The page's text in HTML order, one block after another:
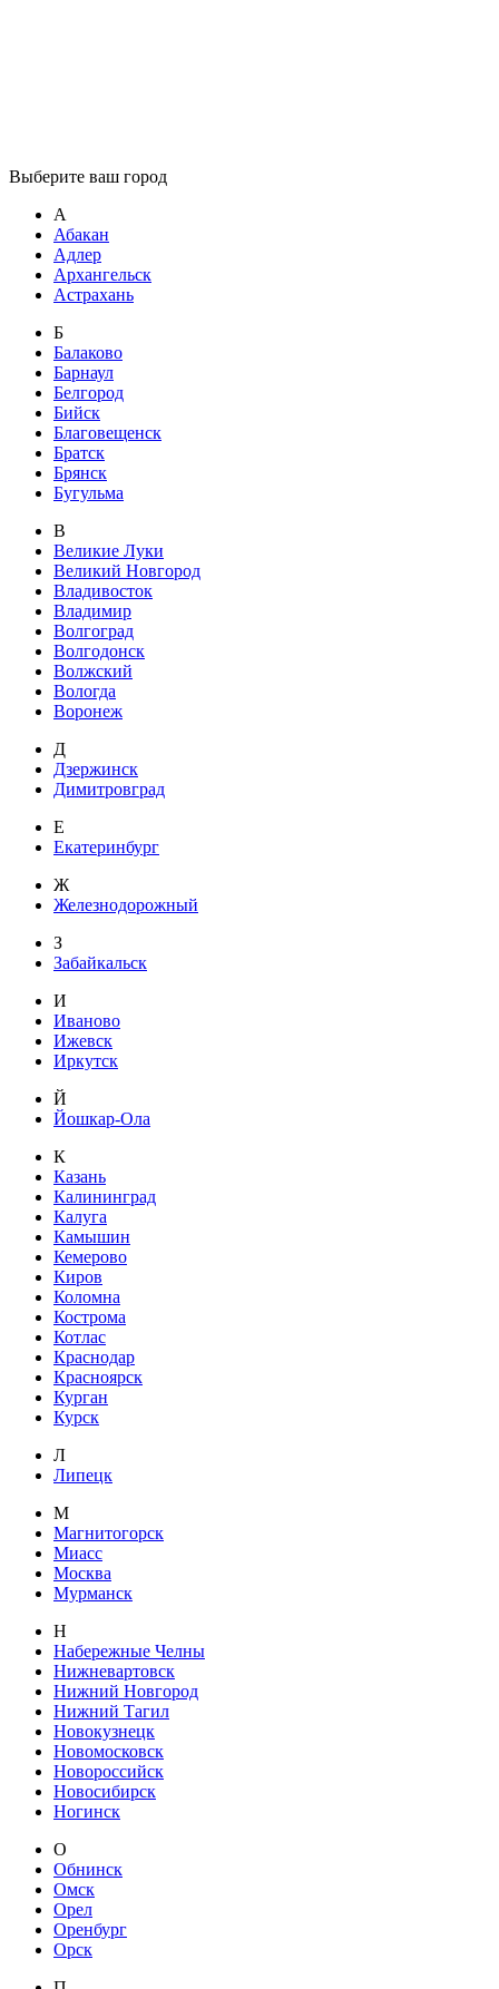
Выберите ваш город
А
Абакан
Адлер
Архангельск
Астрахань
Б
Балаково
Барнаул
Белгород
Бийск
Благовещенск
Братск
Брянск
Бугульма
В
Великие Луки
Великий Новгород
Владивосток
Владимир
Волгоград
Волгодонск
Волжский
Вологда
Воронеж
Д
Дзержинск
Димитровград
Е
Екатеринбург
Ж
Железнодорожный
З
Забайкальск
И
Иваново
Ижевск
Иркутск
Й
Йошкар-Ола
К
Казань
Калининград
Калуга
Камышин
Кемерово
Киров
Коломна
Кострома
Котлас
Краснодар
Красноярск
Курган
Курск
Л
Липецк
М
Магнитогорск
Миасс
Москва
Мурманск
Н
Набережные Челны
Нижневартовск
Нижний Новгород
Нижний Тагил
Новокузнецк
Новомосковск
Новороссийск
Новосибирск
Ногинск
О
Обнинск
Омск
Орел
Оренбург
Орск